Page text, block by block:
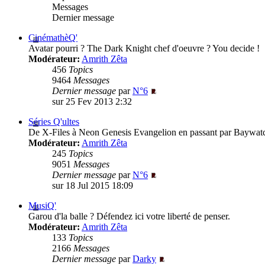
Messages
Dernier message
CinémathèQ'
Avatar pourri ? The Dark Knight chef d'oeuvre ? You decide !
Modérateur: Amrith Zêta
456 Topics
9464 Messages
Dernier message parN°6
sur 25 Fev 2013 2:32
Séries Q'ultes
De X-Files à Neon Genesis Evangelion en passant par
Modérateur: Amrith Zêta
245 Topics
9051 Messages
Dernier message parN°6
sur 18 Jul 2015 18:09
MusiQ'
Garou d'la balle ? Défendez ici votre liberté de penser.
Modérateur: Amrith Zêta
133 Topics
2166 Messages
Dernier message parDarky